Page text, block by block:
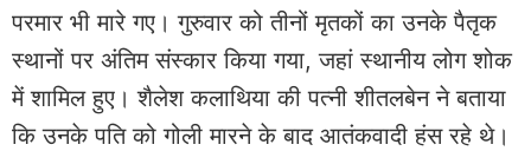
परमार भी मारे गए। गुरुवार को तीनों मृतकों का उनके पैतृक
स्थानों पर अंतिम संस्कार किया गया, जहां स्थानीय लोग शोक
में शामिल हुए। शैलेश कलाथिया की पत्नी शीतलबेन ने बताया
कि उनके पति को गोली मारने के बाद आतंकवादी हंस रहे थे।